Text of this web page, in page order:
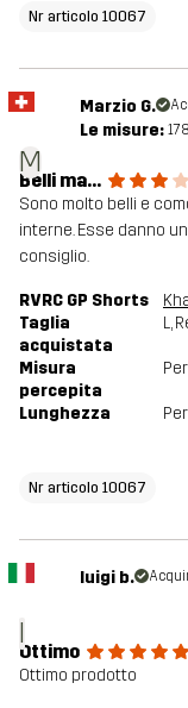
Nr articolo 10067
M
Marzio G.
Le misure:
Belli ma...
Sono molto belli e
interne. Esse danno
consiglio.
RVRC GP Shorts
Taglia
acquistata
L,
Misura
percepita
Lunghezza
Nr articolo 10067
l
luigi b.
Ottimo
Ottimo prodotto